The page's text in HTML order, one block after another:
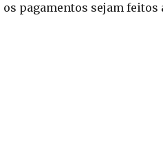
pagamentos sejam